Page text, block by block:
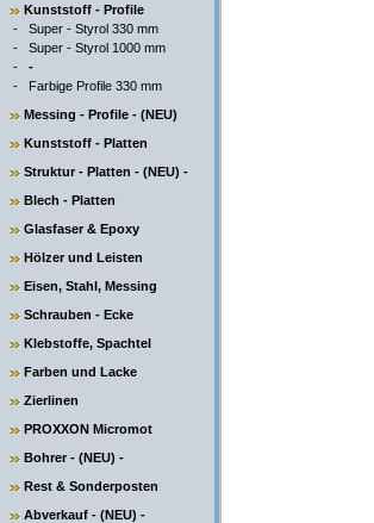
Kunststoff - Profile
- Super - Styrol 330 mm
- Super - Styrol 1000 mm
- -
- Farbige Profile 330 mm
Messing - Profile - (NEU)
Kunststoff - Platten
Struktur - Platten - (NEU) -
Blech - Platten
Glasfaser & Epoxy
Hölzer und Leisten
Eisen, Stahl, Messing
Schrauben - Ecke
Klebstoffe, Spachtel
Farben und Lacke
Zierlinen
PROXXON Micromot
Bohrer - (NEU) -
Rest & Sonderposten
Abverkauf - (NEU) -